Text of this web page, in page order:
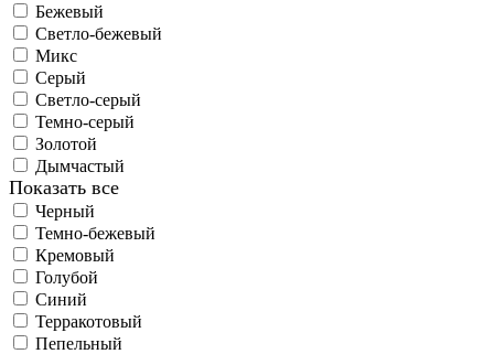
Бежевый
Светло-бежевый
Микс
Серый
Светло-серый
Темно-серый
Золотой
Дымчастый
Показать все
Черный
Темно-бежевый
Кремовый
Голубой
Синий
Терракотовый
Пепельный